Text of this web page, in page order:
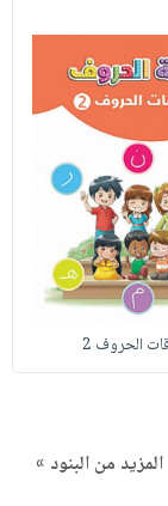
الحروف 2
المزيد من البنود »